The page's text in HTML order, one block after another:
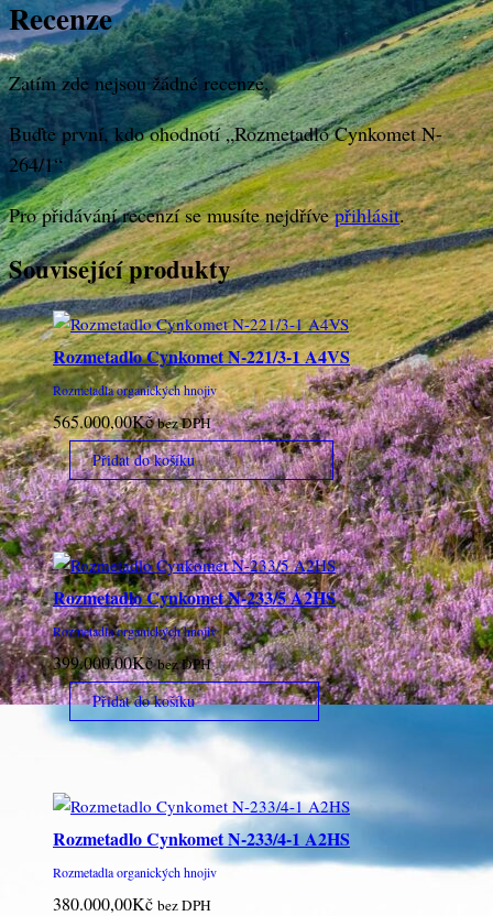
Recenze
Zatím zde nejsou žádné recenze.
Buďte první, kdo ohodnotí „Rozmetadlo Cynkomet N-
264/1“
Pro přidávání recenzí se musíte nejdřívepřihlásit.
Související produkty
Rozmetadlo Cynkomet N-221/3-1 A4VS
Rozmetadla organických hnojiv
565.000,00Kč bez DPH
Přidat do košíku
Rozmetadlo Cynkomet N-233/5 A2HS
Rozmetadla organických hnojiv
399.000,00Kč bez DPH
Přidat do košíku
Rozmetadlo Cynkomet N-233/4-1 A2HS
Rozmetadla organických hnojiv
380.000,00Kč bez DPH